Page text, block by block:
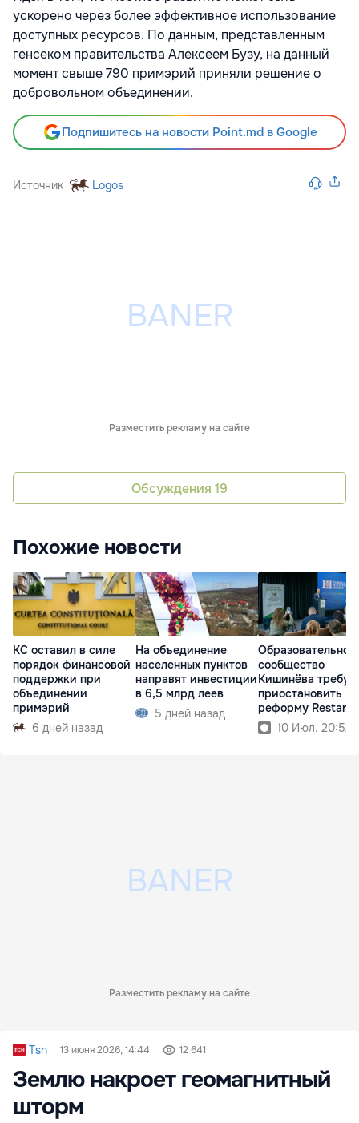
ускорено через более эффективное использование
доступных ресурсов. По данным, представленным
генсеком правительства Алексеем Бузу, на данный
момент свыше 790 примэрий приняли решение о
добровольном объединении.
Подпишитесь на новости Point.md в Google
Источник Logos
Разместить рекламу на сайте
Обсуждения 19
Похожие новости
КС оставил в силе
порядок финансовой
поддержки при
объединении
примэрий
6 дней назад
На объединение
населенных пунктов
направят инвестиции
в 6,5 млрд леев
5 дней назад
Образовательное
сообщество
Кишинёва
приостановить
реформу Restart
10 Июл. 20:52
Разместить рекламу на сайте
Tsn 13 июня 2026, 14:44 12 641
Землю накроет геомагнитный
шторм